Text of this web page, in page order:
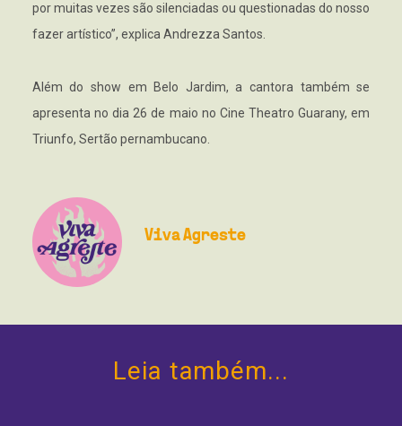
por muitas vezes são silenciadas ou questionadas do nosso
fazer artístico”, explica Andrezza Santos.
Além do show em Belo Jardim, a cantora também se
apresenta no dia 26 de maio no Cine Theatro Guarany, em
Triunfo, Sertão pernambucano.
Viva Agreste
Leia também...